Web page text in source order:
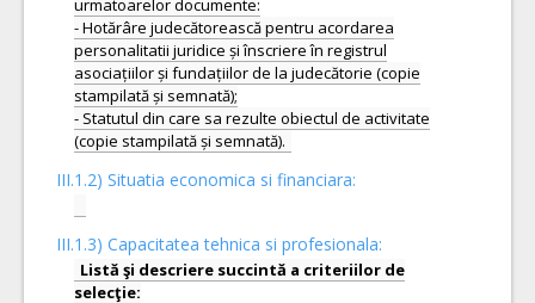
urmatoarelor documente:
- Hotărâre judecătorească pentru acordarea
personalitatii juridice și înscriere în registrul
asociațiilor și fundațiilor de la judecătorie (copie
stampilată și semnată);
- Statutul din care sa rezulte obiectul de activitate
III.1.2) Situatia economica si financiara:
III.1.3) Capacitatea tehnica si profesionala:
Listă şi descriere succintă a criteriilor de